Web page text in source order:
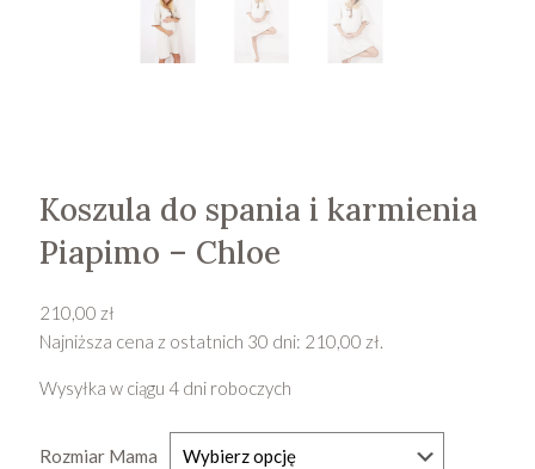
Koszula do spania i karmienia
Piapimo – Chloe
210,00 zł
Najniższa cena z ostatnich 30 dni: 210,00 zł.
Wysyłka w ciągu 4 dni roboczych
Rozmiar Mama